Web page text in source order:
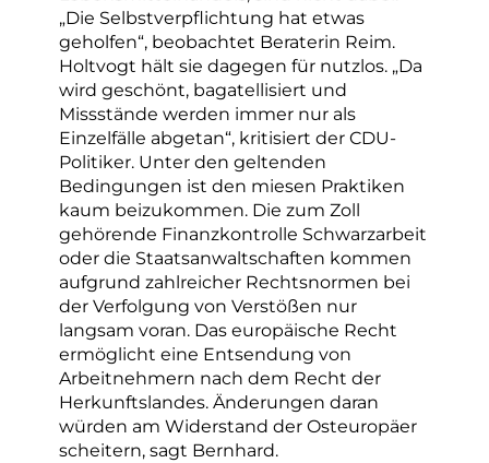
„Die Selbstverpflichtung hat etwas
geholfen“, beobachtet Beraterin Reim.
Holtvogt hält sie dagegen für nutzlos. „Da
wird geschönt, bagatellisiert und
Missstände werden immer nur als
Einzelfälle abgetan“, kritisiert der CDU-
Politiker. Unter den geltenden
Bedingungen ist den miesen Praktiken
kaum beizukommen. Die zum Zoll
gehörende Finanzkontrolle Schwarzarbeit
oder die Staatsanwaltschaften kommen
aufgrund zahlreicher Rechtsnormen bei
der Verfolgung von Verstößen nur
langsam voran. Das europäische Recht
ermöglicht eine Entsendung von
Arbeitnehmern nach dem Recht der
Herkunftslandes. Änderungen daran
würden am Widerstand der Osteuropäer
scheitern, sagt Bernhard.